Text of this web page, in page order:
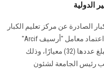
الدولية
الصادرة عن مركز تعليم الكبار
جامعة عين شمس في تحقيق معايير اعتماد معامل "أرسيف Arcif"
المتوافقة مع المعايير الدولية والتي يبلغ عددها (32) معيارًا، وذلك
رئيس الجامعة لشئون